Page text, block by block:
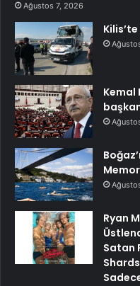
Ağustos 7, 2026
Kemal
Ryan
Satan